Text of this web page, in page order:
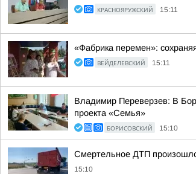
КРАСНОЯРУЖСКИЙ 15:11
«Фабрика перемен»:
ВЕЙДЕЛЕВСКИЙ 15:11
Владимир Переверзев: В
проекта «Семья»
БОРИСОВСКИЙ 15:10
Смертельное ДТП
15:10